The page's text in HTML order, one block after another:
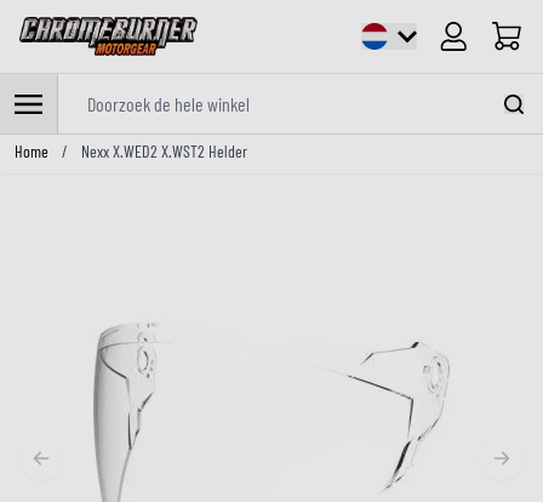
Cart
Ga naar de inhoud
Home / Nexx X.WED2 X.WST2 Helder